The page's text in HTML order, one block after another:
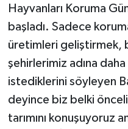
Hayvanları Koruma
başladı. Sadece
üretimleri geliştirmek,
şehirlerimiz adına
istediklerini söyleyen
deyince biz belki
tarımını konuşuyoruz